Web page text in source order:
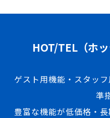
HOT/TEL（ホ
ゲスト用機能・スタッ
準
豊富な機能が低価格・